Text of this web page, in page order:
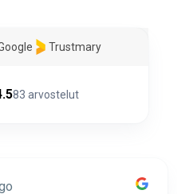
Trustmary
83 arvostelut